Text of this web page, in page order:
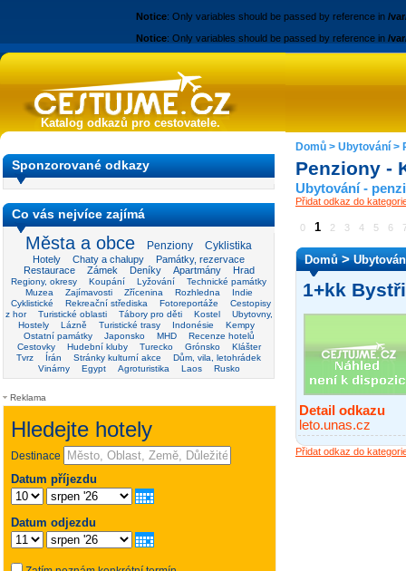
Notice: Only variables should be passed by reference in /
Notice: Only variables should be passed by reference in /
Katalog odkazů pro cestovatele.
Sponzorované odkazy
Co vás nejvíce zajímá
Města a obce Penziony Cyklistika
Hotely Chaty a chalupy
Památky, rezervace
Restaurace
Zámek Deníky Apartmány Hrad
Regiony, okresy Koupání Lyžování
Technické památky
Muzea
Zajímavosti Zřícenina Rozhledna
Indie
Cyklistické
Rekreační střediska Fotoreportáže
Cestopisy
z hor
Turistické oblasti Tábory pro děti Kostel
Ubytovny,
Hostely
Lázně Turistické trasy Indonésie
Kempy
Ostatní památky
Japonsko MHD
Recenze hotelů
Cestovky
Hudební kluby Turecko Grónsko
Klášter
Tvrz
Írán Stránky kulturní akce
Dům, vila, letohrádek
Vinárny
Egypt Agroturistika Laos Rusko
Reklama
Domů > Ubytování >
Penziony -
Ubytování -
Přidat odkaz do
0 1 2 3 4 5 6
Domů>
1+kk
Detail odkazu
leto.unas.cz
Přidat odkaz do